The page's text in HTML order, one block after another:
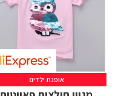
אופנת ילדים